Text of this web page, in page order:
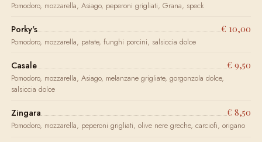
Pomodoro, mozzarella, Asiago, peperoni grigliati, Grana, speck
Porky's € 10,00
Pomodoro, mozzarella, patate, funghi porcini, salsiccia dolce
Casale € 9,50
Pomodoro, mozzarella, Asiago, melanzane grigliate, gorgonzola dolce,
salsiccia dolce
Zingara € 8,50
Pomodoro, mozzarella, peperoni grigliati, olive nere greche, carciofi, origano